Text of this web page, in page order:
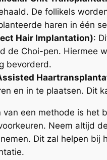
De follikels
haren in één
Hair Implantation):
de Choi-pen. Hiermee
bevorderd.
en in te plaatsen. Dit
van een methode is het
Neem altijd
Dit zal helpen bij